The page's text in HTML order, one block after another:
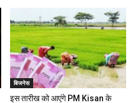
बिजनेस
इस तारीख को आएंगे PM Kisan के